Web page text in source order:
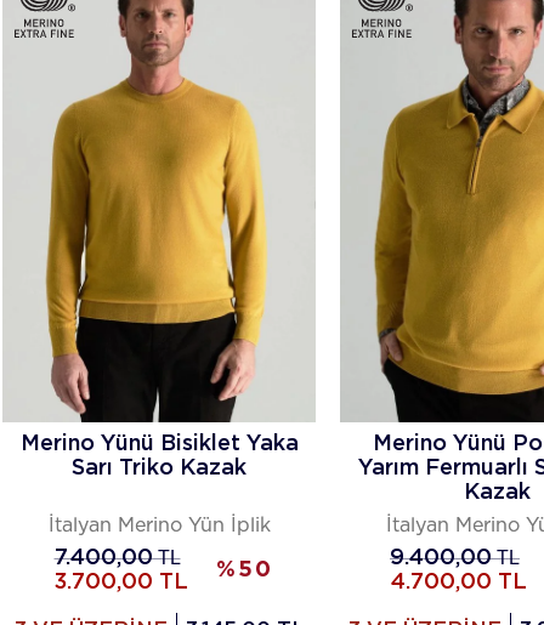
Merino Yünü Bisiklet Yaka
Sarı Triko Kazak
İtalyan Merino Yün İplik
7.400,00TL
3.700,00 TL
% 50
Merino Yünü
Yarım Fermuarlı
Kazak
İtalyan Merino
9.400,00TL
4.700,00 TL